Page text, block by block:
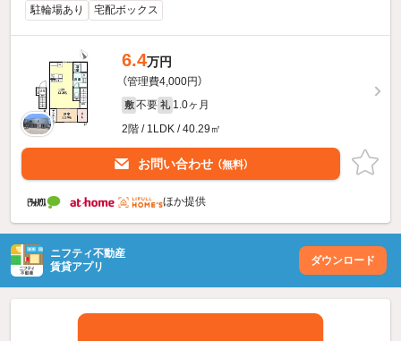
駐輪場あり 宅配ボックス
6.4万円
（管理費4,000円）
敷 不要 礼 1.0ヶ月
2階 / 1LDK / 40.29㎡
お問い合わせ （無料）
ほか提供
ニフティ不動産
賃貸アプリ
ダウンロード